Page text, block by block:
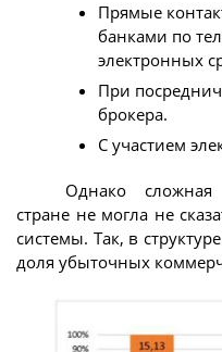
Прямые
банками по
электронных
При
брокера.
С участием
Однако сложная
стране не могла не
системы. Так, в
доля убыточных